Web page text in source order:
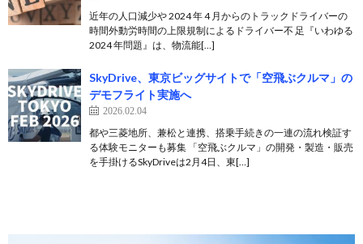
近年の人口減少や 2024 年 4 月からのトラックドライバーの
時間外動労時間の上限規制によるドライバー不 足『いわゆる
2024 年問題』は、物流能[…]
SkyDrive、東京ビッグサイトで「空飛ぶクルマ」の
デモフライト実施へ
2026.02.04
都や三菱地所、兼松と連携、搭乗手続きの一連の流れ検証す
る体験モニターも募集 「空飛ぶクルマ」の開発・製造・販売
を手掛けるSkyDriveは2月4日、東[…]